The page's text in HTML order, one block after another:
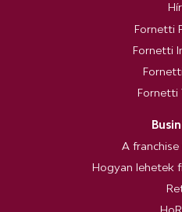
Fornetti
Fornetti
Fornetti
A
Hogyan lehetek